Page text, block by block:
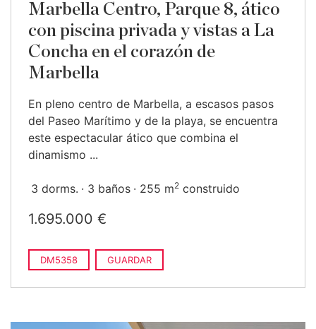
Marbella Centro, Parque 8, ático
con piscina privada y vistas a La
Concha en el corazón de
Marbella
En pleno centro de Marbella, a escasos pasos
del Paseo Marítimo y de la playa, se encuentra
este espectacular ático que combina el
dinamismo ...
3 dorms. 3 baños 255 m2 construido
1.695.000 €
DM5358 GUARDAR